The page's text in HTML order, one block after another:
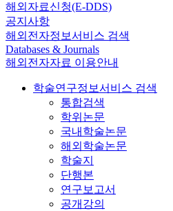
해외자료신청(E-DDS)
공지사항
해외전자정보서비스 검색
Databases & Journals
해외전자자료 이용안내
학술연구정보서비스 검색
통합검색
학위논문
국내학술논문
해외학술논문
학술지
단행본
연구보고서
공개강의